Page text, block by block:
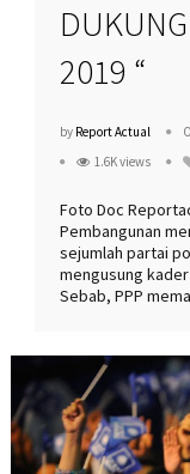
2019 “
by Report Actual
1.6K views
Foto Doc
Pembangunan
sejumlah partai
mengusung
Sebab, PPP